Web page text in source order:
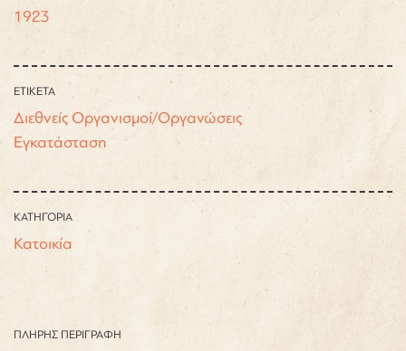
1923
ΕΤΙΚΕΤΑ
Διεθνείς Οργανισμοί/Οργανώσεις
Εγκατάσταση
ΚΑΤΗΓΟΡΙΑ
Κατοικία
ΠΛΗΡΗΣ ΠΕΡΙΓΡΑΦΗ